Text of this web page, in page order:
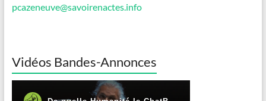
pcazeneuve@savoirenactes.info
Vidéos Bandes-Annonces